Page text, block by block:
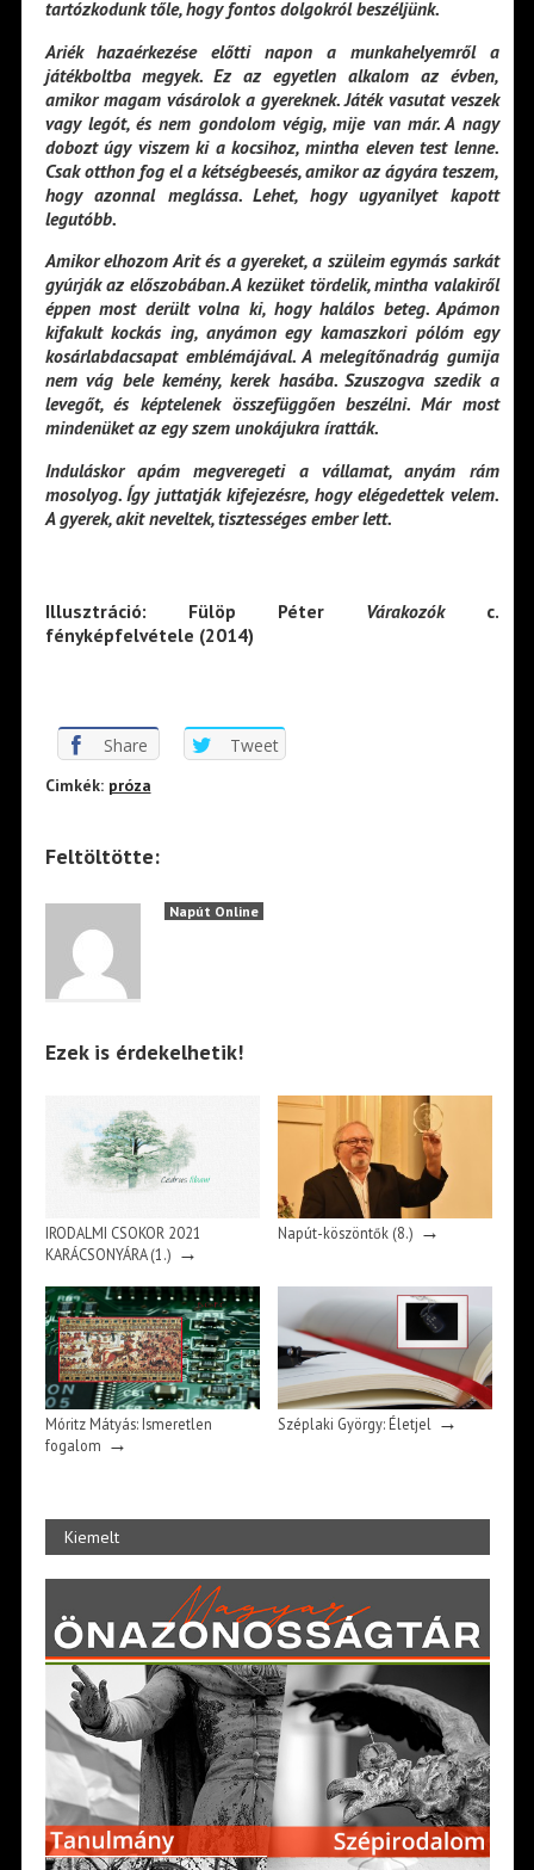
tartózkodunk tőle, hogy fontos dolgokról beszéljünk.
Ariék hazaérkezése előtti napon a munkahelyemről a
játékboltba megyek. Ez az egyetlen alkalom az évben,
amikor magam vásárolok a gyereknek. Játék vasutat veszek
vagy legót, és nem gondolom végig, mije van már. A nagy
dobozt úgy viszem ki a kocsihoz, mintha eleven test lenne.
Csak otthon fog el a kétségbeesés, amikor az ágyára teszem,
hogy azonnal meglássa. Lehet, hogy ugyanilyet kapott
legutóbb.
Amikor elhozom Arit és a gyereket, a szüleim egymás sarkát
gyúrják az előszobában. A kezüket tördelik, mintha valakiről
éppen most derült volna ki, hogy halálos beteg. Apámon
kifakult kockás ing, anyámon egy kamaszkori pólóm egy
kosárlabdacsapat emblémájával. A melegítőnadrág gumija
nem vág bele kemény, kerek hasába. Szuszogva szedik a
levegőt, és képtelenek összefüggően beszélni. Már most
mindenüket az egy szem unokájukra íratták.
Induláskor apám megveregeti a vállamat, anyám rám
mosolyog. Így juttatják kifejezésre, hogy elégedettek velem.
A gyerek, akit neveltek, tisztességes ember lett.
Illusztráció: Fülöp Péter Várakozókc.
fényképfelvétele (2014)
Share Tweet
Cimkék: próza
Feltöltötte:
Napút Online
Ezek is érdekelhetik!
IRODALMI CSOKOR 2021
KARÁCSONYÁRA (1.) →
Napút-köszöntők (8.) →
Móritz Mátyás: Ismeretlen
fogalom →
Széplaki György: Életjel→
Kiemelt